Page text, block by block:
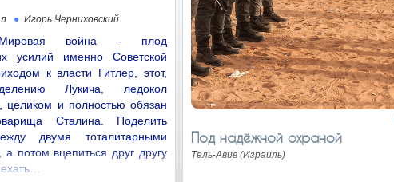
Игорь Черниховский
война - плод
усилий именно Советской
к власти Гитлер, этот,
Лукича, ледокол
целиком и полностью обязан
Сталина. Поделить
двумя тоталитарными
а потом вцепиться друг другу
Под надёжной охраной
Тель-Авив (Израиль)